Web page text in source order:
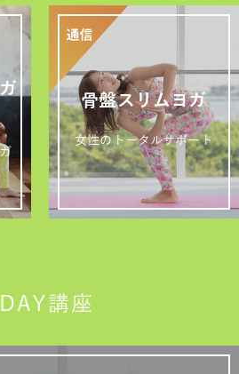
骨盤スリムヨガ
女性のトータルサポート
講座